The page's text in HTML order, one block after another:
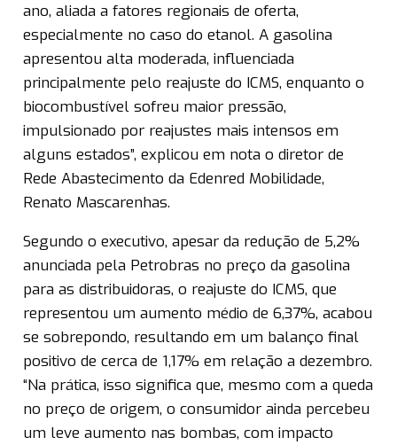
ano, aliada a fatores regionais de oferta,
especialmente no caso do etanol. A gasolina
apresentou alta moderada, influenciada
principalmente pelo reajuste do ICMS, enquanto o
biocombustível sofreu maior pressão,
impulsionado por reajustes mais intensos em
alguns estados”, explicou em nota o diretor de
Rede Abastecimento da Edenred Mobilidade,
Renato Mascarenhas.
Segundo o executivo, apesar da redução de 5,2%
anunciada pela Petrobras no preço da gasolina
para as distribuidoras, o reajuste do ICMS, que
representou um aumento médio de 6,37%, acabou
se sobrepondo, resultando em um balanço final
positivo de cerca de 1,17% em relação a dezembro.
“Na prática, isso significa que, mesmo com a queda
no preço de origem, o consumidor ainda percebeu
um leve aumento nas bombas, com impacto